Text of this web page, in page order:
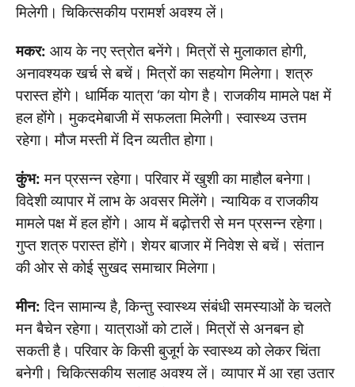
मिलेगी। चिकित्सकीय परामर्श अवश्य लें।
मकर: आय के नए स्त्रोत बनेंगे। मित्रों से मुलाकात होगी,
अनावश्यक खर्च से बचें। मित्रों का सहयोग मिलेगा। शत्रु
परास्त होंगे। धार्मिक यात्रा ‘का योग है। राजकीय मामले पक्ष में
हल होंगे। मुकदमेबाजी में सफलता मिलेगी। स्वास्थ्य उत्तम
रहेगा। मौज मस्ती में दिन व्यतीत होगा।
कुंभ: मन प्रसन्न रहेगा। परिवार में खुशी का माहौल बनेगा।
विदेशी व्यापार में लाभ के अवसर मिलेंगे। न्यायिक व राजकीय
मामले पक्ष में हल होंगे। आय में बढ़ोत्तरी से मन प्रसन्न रहेगा।
गुप्त शत्रु परास्त होंगे। शेयर बाजार में निवेश से बचें। संतान
की ओर से कोई सुखद समाचार मिलेगा।
मीन: दिन सामान्य है, किन्तु स्वास्थ्य संबंधी समस्याओं के चलते
मन बैचेन रहेगा। यात्राओं को टालें। मित्रों से अनबन हो
सकती है। परिवार के किसी बुजूर्ग के स्वास्थ्य को लेकर चिंता
बनेगी। चिकित्सकीय सलाह अवश्य लें। व्यापार में आ रहा उतार